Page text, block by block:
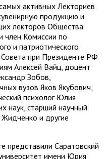
активных Лекториев
продукцию и
лекторов Общества
член Комиссии по
и патриотического
при Президенте РФ
Алексей Вайц, доцент
Зобов,
вузов Яков Якубович,
психолог Юлия
наук, старший научный
и другие
представили Саратовский
имени Юрия